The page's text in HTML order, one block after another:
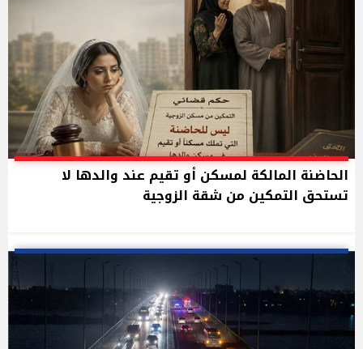
الحاضنة المالكة لمسكن أو تقيم عند والدها لا
تستحق التمكين من شقة الزوجية